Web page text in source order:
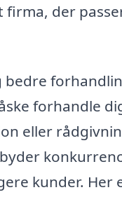
der
forhandle
eller
kunder. Her